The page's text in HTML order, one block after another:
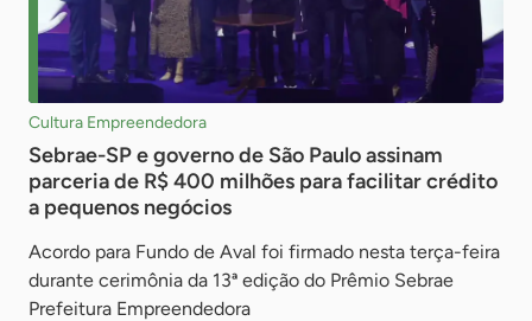
Cultura Empreendedora
Sebrae-SP e governo de São Paulo assinam
parceria de R$ 400 milhões para facilitar crédito
a pequenos negócios
Acordo para Fundo de Aval foi firmado nesta terça-feira
durante cerimônia da 13ª edição do Prêmio Sebrae
Prefeitura Empreendedora